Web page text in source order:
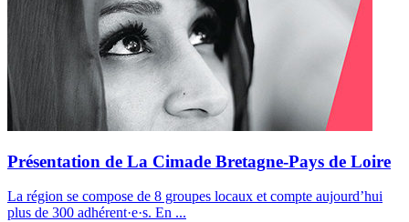
Présentation de La Cimade Bretagne-Pays de Loire
La région se compose de 8 groupes locaux et compte aujourd’hui
plus de 300 adhérent·e·s. En ...